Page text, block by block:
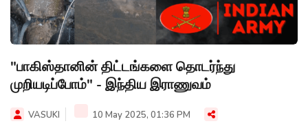
"பாகிஸ்தானின் திட்டங்களை தொடர்ந்து
முறியடிப்போம்" - இந்திய இராணுவம்
VASUKI 10 May 2025, 01:36 PM